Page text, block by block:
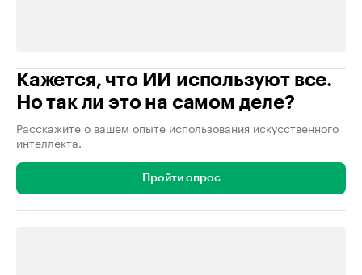
Кажется, что ИИ используют все.
Но так ли это на самом деле?
Расскажите о вашем опыте использования искусственного
интеллекта.
Пройти опрос